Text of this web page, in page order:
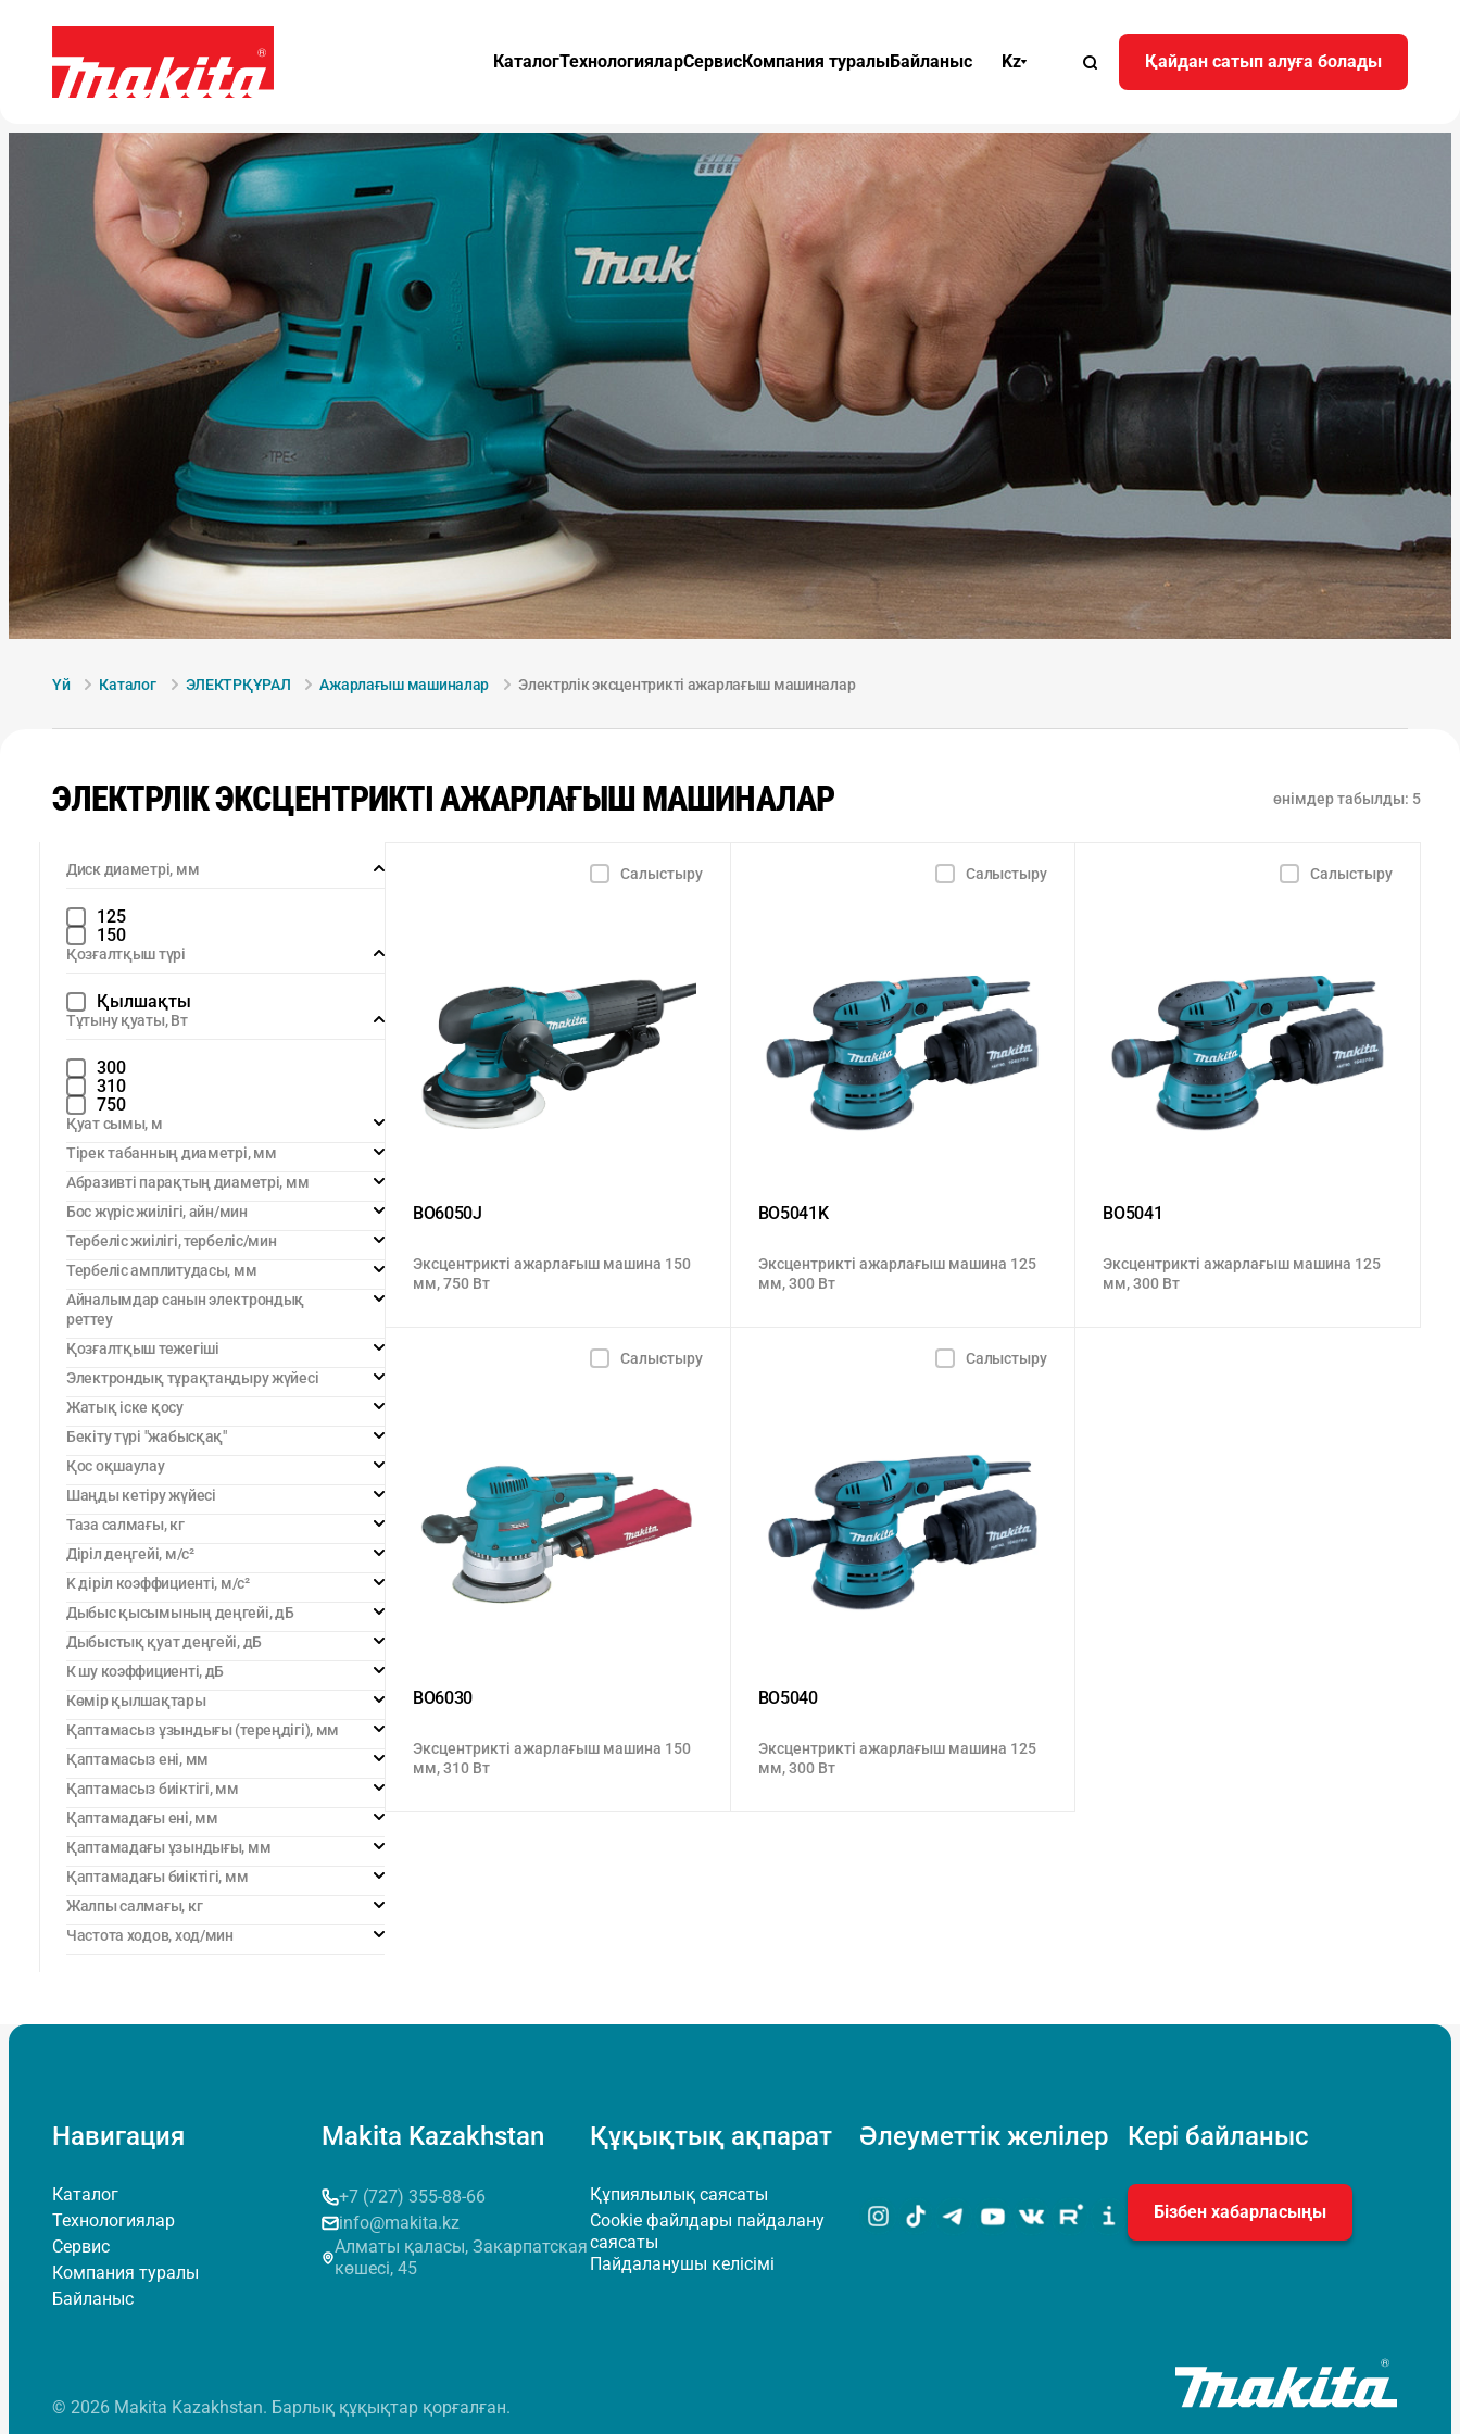
КаталогТехнологияларСервисКомпания туралыБайланыс Kz Қайдан сатып алуға болады
Үй Каталог ЭЛЕКТРҚҰРАЛ Ажарлағыш машиналар Электрлік эксцентрикті ажарлағыш машиналар
ЭЛЕКТРЛІК ЭКСЦЕНТРИКТІ АЖАРЛАҒЫШ МАШИНАЛАР өнімдер табылды: 5
Диск диаметрі, мм
125
150
Қозғалтқыш түрі
Қылшақты
Тұтыну қуаты, Вт
300
310
750
Қуат сымы, м
Тірек табанның диаметрі, мм
Абразивті парақтың диаметрі, мм
Бос жүріс жиілігі, айн/мин
Тербеліс жиілігі, тербеліс/мин
Тербеліс амплитудасы, мм
Айналымдар санын электрондық
реттеу
Қозғалтқыш тежегіші
Электрондық тұрақтандыру жүйесі
Жатық іске қосу
Бекіту түрі "жабысқақ"
Қос оқшаулау
Шаңды кетіру жүйесі
Таза салмағы, кг
Діріл деңгейі, м/с²
K діріл коэффициенті, м/с²
Дыбыс қысымының деңгейі, дБ
Дыбыстық қуат деңгейі, дБ
К шу коэффициенті, дБ
Көмір қылшақтары
Қаптамасыз ұзындығы (тереңдігі), мм
Қаптамасыз ені, мм
Қаптамасыз биіктігі, мм
Қаптамадағы ені, мм
Қаптамадағы ұзындығы, мм
Қаптамадағы биіктігі, мм
Жалпы салмағы, кг
Частота ходов, ход/мин
Салыстыру
BO6050J
Эксцентрикті ажарлағыш машина 150
мм, 750 Вт
Салыстыру
BO5041K
Эксцентрикті ажарлағыш машина 125
мм, 300 Вт
Салыстыру
BO5041
Эксцентрикті ажарлағыш машина 125
мм, 300 Вт
Салыстыру
BO6030
Эксцентрикті ажарлағыш машина 150
мм, 310 Вт
Салыстыру
BO5040
Эксцентрикті ажарлағыш машина 125
мм, 300 Вт
Навигация
Каталог
Технологиялар
Сервис
Компания туралы
Байланыс
Makita Kazakhstan
+7 (727) 355-88-66
info@makita.kz
Алматы қаласы, Закарпатская
көшесi, 45
Құқықтық ақпарат
Құпиялылық саясаты
Cookie файлдары пайдалану
саясаты
Пайдаланушы келісімі
Әлеуметтік желілер Кері байланыс
Бізбен хабарласыңы
© 2026 Makita Kazakhstan. Барлық құқықтар қорғалған.